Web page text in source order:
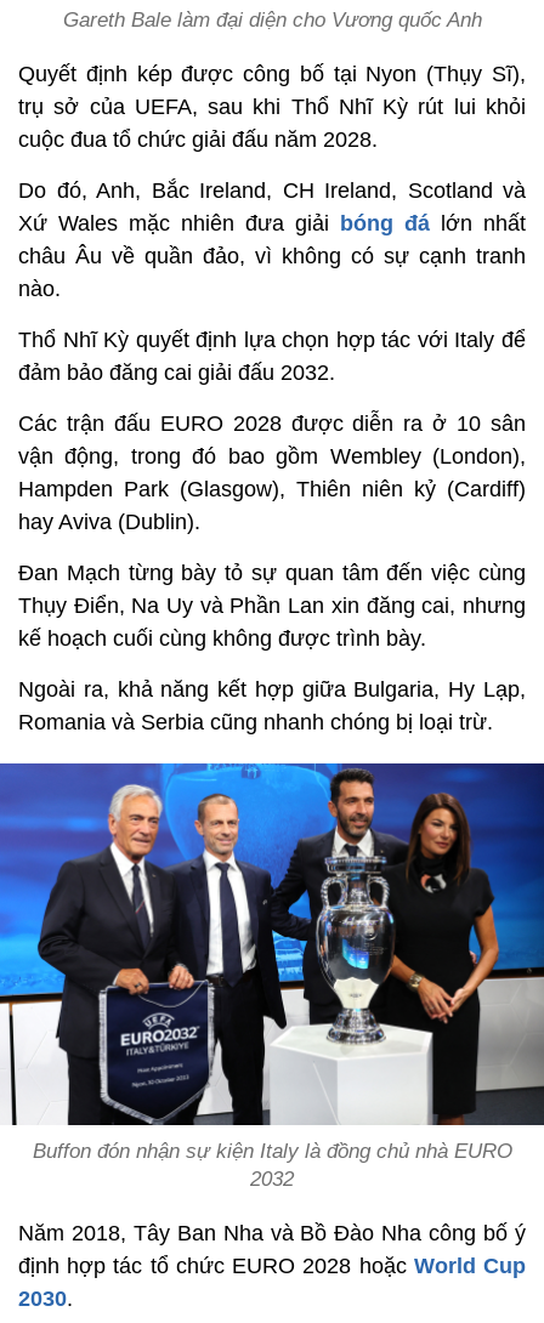
Gareth Bale làm đại diện cho Vương quốc Anh
Quyết định kép được công bố tại Nyon (Thụy Sĩ),
trụ sở của UEFA, sau khi Thổ Nhĩ Kỳ rút lui khỏi
cuộc đua tổ chức giải đấu năm 2028.
Do đó, Anh, Bắc Ireland, CH Ireland, Scotland và
Xứ Wales mặc nhiên đưa giải bóng đá lớn nhất
châu Âu về quần đảo, vì không có sự cạnh tranh
nào.
Thổ Nhĩ Kỳ quyết định lựa chọn hợp tác với Italy để
đảm bảo đăng cai giải đấu 2032.
Các trận đấu EURO 2028 được diễn ra ở 10 sân
vận động, trong đó bao gồm Wembley (London),
Hampden Park (Glasgow), Thiên niên kỷ (Cardiff)
hay Aviva (Dublin).
Đan Mạch từng bày tỏ sự quan tâm đến việc cùng
Thụy Điển, Na Uy và Phần Lan xin đăng cai, nhưng
kế hoạch cuối cùng không được trình bày.
Ngoài ra, khả năng kết hợp giữa Bulgaria, Hy Lạp,
Romania và Serbia cũng nhanh chóng bị loại trừ.
Buffon đón nhận sự kiện Italy là đồng chủ nhà EURO
2032
Năm 2018, Tây Ban Nha và Bồ Đào Nha công bố ý
định hợp tác tổ chức EURO 2028 hoặc World Cup
2030.